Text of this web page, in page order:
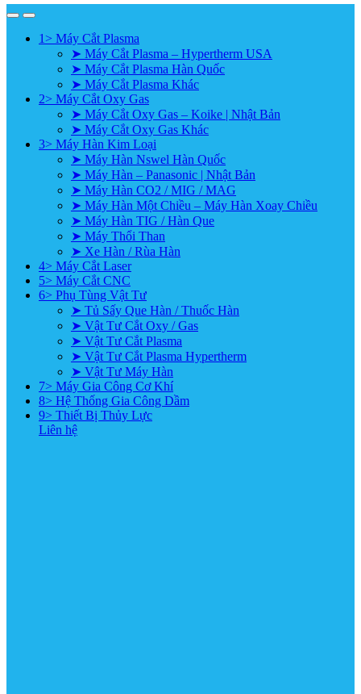
1> Máy Cắt Plasma
➤ Máy Cắt Plasma – Hypertherm USA
➤ Máy Cắt Plasma Hàn Quốc
➤ Máy Cắt Plasma Khác
2> Máy Cắt Oxy Gas
➤ Máy Cắt Oxy Gas – Koike | Nhật Bản
➤ Máy Cắt Oxy Gas Khác
3> Máy Hàn Kim Loại
➤ Máy Hàn Nswel Hàn Quốc
➤ Máy Hàn – Panasonic | Nhật Bản
➤ Máy Hàn CO2 / MIG / MAG
➤ Máy Hàn Một Chiều – Máy Hàn Xoay Chiều
➤ Máy Hàn TIG / Hàn Que
➤ Máy Thổi Than
➤ Xe Hàn / Rùa Hàn
4> Máy Cắt Laser
5> Máy Cắt CNC
6> Phụ Tùng Vật Tư
➤ Tủ Sấy Que Hàn / Thuốc Hàn
➤ Vật Tư Cắt Oxy / Gas
➤ Vật Tư Cắt Plasma
➤ Vật Tư Cắt Plasma Hypertherm
➤ Vật Tư Máy Hàn
7> Máy Gia Công Cơ Khí
8> Hệ Thống Gia Công Dầm
9> Thiết Bị Thủy Lực
Liên hệ